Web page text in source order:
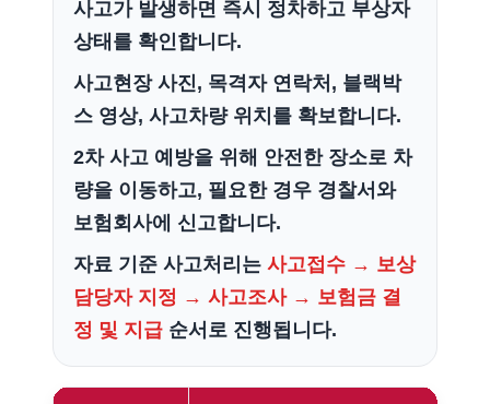
사고가 발생하면 즉시 정차하고 부상자
상태를 확인합니다.
사고현장 사진, 목격자 연락처, 블랙박
스 영상, 사고차량 위치를 확보합니다.
2차 사고 예방을 위해 안전한 장소로 차
량을 이동하고, 필요한 경우 경찰서와
보험회사에 신고합니다.
자료 기준 사고처리는 사고접수 → 보상
담당자 지정 → 사고조사 → 보험금 결
정 및 지급 순서로 진행됩니다.